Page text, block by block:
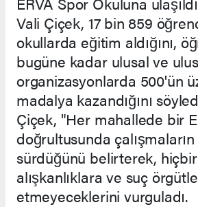
Vali Çiçek, 17 bin 859
okullarda eğitim aldığını,
bugüne kadar ulusal ve
organizasyonlarda 500'ün
madalya kazandığını
Çiçek, "Her mahallede bir
doğrultusunda çalışmaların
sürdüğünü belirterek,
alışkanlıklara ve suç
etmeyeceklerini vurguladı.